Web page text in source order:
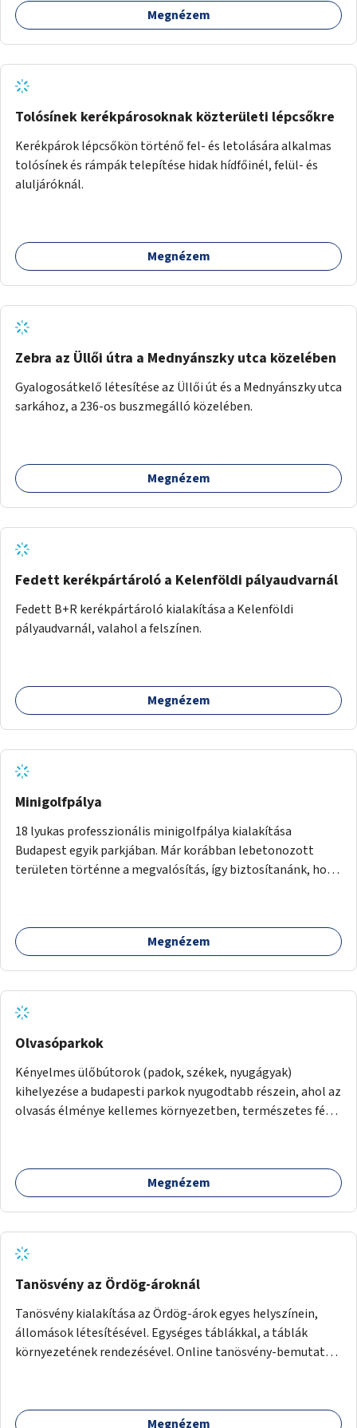
Megnézem
Tolósínek kerékpárosoknak közterületi lépcsőkre
Kerékpárok lépcsőkön történő fel- és letolására alkalmas
tolósínek és rámpák telepítése hidak hídfőinél, felül- és
aluljáróknál.
Megnézem
Zebra az Üllői útra a Mednyánszky utca közelében
Gyalogosátkelő létesítése az Üllői út és a Mednyánszky utca
sarkához, a 236-os buszmegálló közelében.
Megnézem
Fedett kerékpártároló a Kelenföldi pályaudvarnál
Fedett B+R kerékpártároló kialakítása a Kelenföldi
pályaudvarnál, valahol a felszínen.
Megnézem
Minigolfpálya
18 lyukas professzionális minigolfpálya kialakítása
Budapest egyik parkjában. Már korábban lebetonozott
területen történne a megvalósítás, így biztosítanánk, hogy
Megnézem
Olvasóparkok
Kényelmes ülőbútorok (padok, székek, nyugágyak)
kihelyezése a budapesti parkok nyugodtabb részein, ahol az
olvasás élménye kellemes környezetben, természetes fény
adnának a kikapcsolódásra, az olvasás népszerűsítésére.
Megnézem
Tanösvény az Ördög-ároknál
Tanösvény kialakítása az Ördög-árok egyes helyszínein,
állomások létesítésével. Egységes táblákkal, a táblák
környezetének rendezésével. Online tanösvény-bemutató
Megnézem